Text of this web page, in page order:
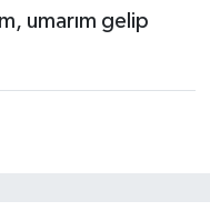
umarım gelip